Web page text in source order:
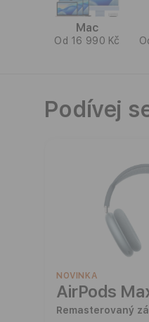
Mac
Od 16 990 Kč
Podívej
NOVINKA
AirPods
Remasterovaný